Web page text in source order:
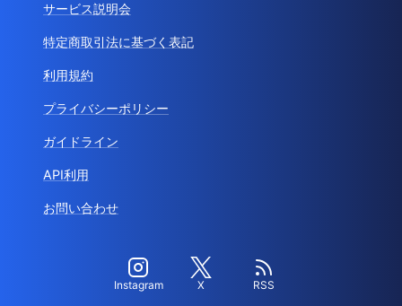
サービス説明会
特定商取引法に基づく表記
利用規約
プライバシーポリシー
ガイドライン
API利用
お問い合わせ
Instagram X RSS